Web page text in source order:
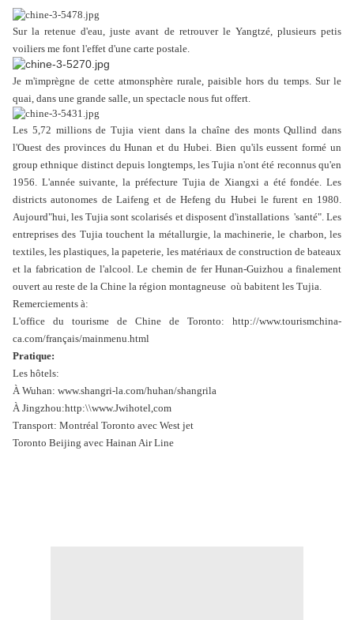
Sur la retenue d'eau, juste avant de retrouver le Yangtzé, plusieurs petis
voiliers me font l'effet d'une carte postale.
Je m'imprègne de cette atmonsphère rurale, paisible hors du temps. Sur le
quai, dans une grande salle, un spectacle nous fut offert.
Les 5,72 millions de Tujia vient dans la chaîne des monts Qullind dans
l'Ouest des provinces du Hunan et du Hubei. Bien qu'ils eussent formé un
group ethnique distinct depuis longtemps, les Tujia n'ont été reconnus qu'en
1956. L'année suivante, la préfecture Tujia de Xiangxi a été fondée. Les
districts autonomes de Laifeng et de Hefeng du Hubei le furent en 1980.
Aujourd"hui, les Tujia sont scolarisés et disposent d'installations 'santé". Les
entreprises des Tujia touchent la métallurgie, la machinerie, le charbon, les
textiles, les plastiques, la papeterie, les matériaux de construction de bateaux
et la fabrication de l'alcool. Le chemin de fer Hunan-Guizhou a finalement
ouvert au reste de la Chine la région montagneuse où babitent les Tujia.
Remerciements à:
L'office du tourisme de Chine de Toronto: http://www.tourismchina-
ca.com/français/mainmenu.html
Pratique:
Les hôtels:
À Wuhan: www.shangri-la.com/huhan/shangrila
À Jingzhou:http:\\www.Jwihotel,com
Transport: Montréal Toronto avec West jet
Toronto Beijing avec Hainan Air Line